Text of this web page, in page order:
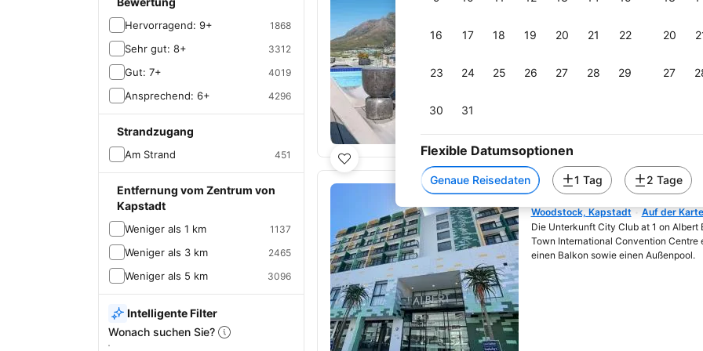
16 17 18 19 20 21 22
23 24 25 26 27 28 29
30 31
20
27
Flexible Datumsoptionen
Genaue Reisedaten 1 Tag 2 Tage
Hervorragend: 9+ 1868
Sehr gut: 8+ 3312
Gut: 7+ 4019
Ansprechend: 6+ 4296
Strandzugang
Am Strand 451
Entfernung vom Zentrum von
Kapstadt
Weniger als 1 km 1137
Weniger als 3 km 2465
Weniger als 5 km 3096
Intelligente Filter
Wonach suchen Sie?
2,6 km zum Strand
Zentrum von Kapstadt, 2,4 km von
City Club at 1 on
Wird in neuem Fenster
Woodstock, Kapstadt Auf der
Die Unterkunft City Club at 1 on Albert
Town International Convention Centre
einen Balkon sowie einen Außenpool.